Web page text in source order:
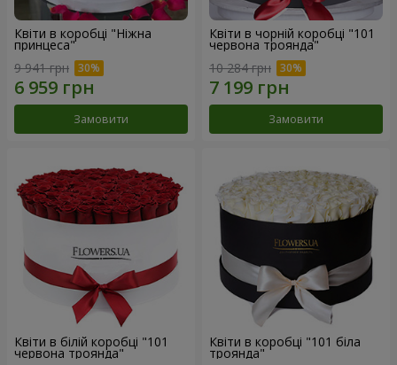
Квіти в коробці "Ніжна
принцеса"
9 941 грн
Замовити
Квіти в чорній коробці "101
червона троянда"
10 284 грн
Замовити
Квіти в білій коробці "101
червона троянда"
Квіти в коробці "101 біла
троянда"